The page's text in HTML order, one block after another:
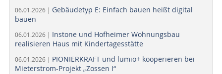
06.01.2026 | Gebäudetyp E: Einfach bauen heißt digital
bauen
06.01.2026 | Instone und Hofheimer Wohnungsbau
realisieren Haus mit Kindertagesstätte
06.01.2026 | PIONIERKRAFT und lumio+ kooperieren bei
Mieterstrom-Projekt „Zossen I“